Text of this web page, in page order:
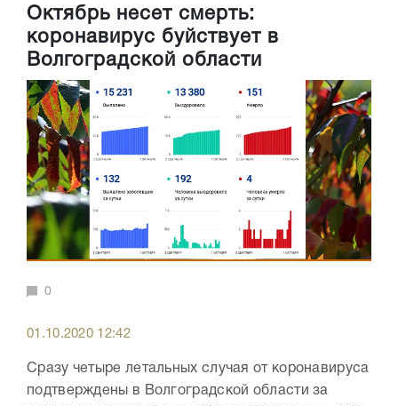
Октябрь несет смерть:
коронавирус буйствует в
Волгоградской области
0
01.10.2020 12:42
Сразу четыре летальных случая от коронавируса
подтверждены в Волгоградской области за